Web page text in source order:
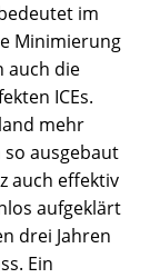
im
Minimierung
auch die
ICEs.
mehr
ausgebaut
auch effektiv
aufgeklärt
drei Jahren
Ein